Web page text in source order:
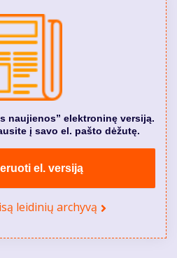
naujienos” elektroninę versiją.
į savo el. pašto dėžutę.
el. versiją
leidinių archyvą